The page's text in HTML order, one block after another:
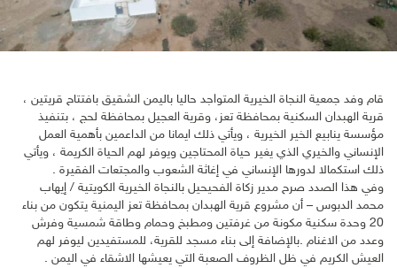
قام وفد جمعية النجاة الخيرية المتواجد حاليا باليمن الشقيق بافتتاح قريتين ،
قرية الهبدان السكنية بمحافظة تعز، وقرية العجيل بمحافظة لحج ، بتنفيذ
مؤسسة ينابيع الخير الخيرية ، ويأتي ذلك ايمانا من الداعمين بأهمية العمل
الإنساني والخيري الذي يغير حياة المحتاجين ويوفر لهم الحياة الكريمة ، ويأتي
ذلك استكمالا لدورها الإنساني في إغاثة الشعوب والمجتعات الفقيرة .
وفي هذا الصدد صرح مدير زكاة الفحيحيل بالنجاة الخيرية الكويتية / إيهاب
محمد الدبوس – أن مشروع قرية الهبدان بمحافظة تعز اليمنية يتكون من بناء
20 وحدة سكنية مكونة من غرفتين ومطبخ وحمام وطاقة شمسية وفرش
وعدد من الاغنام .بالإضافة إلى بناء مسجد للقرية، للمستفيدين ليوفر لهم
العيش الكريم في ظل الظروف الصعبة التي يعيشها الاشقاء في اليمن .